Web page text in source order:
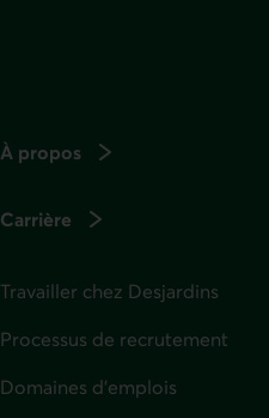
À propos
Carrière
Travailler chez Desjardins
Processus de recrutement
Domaines d’emplois